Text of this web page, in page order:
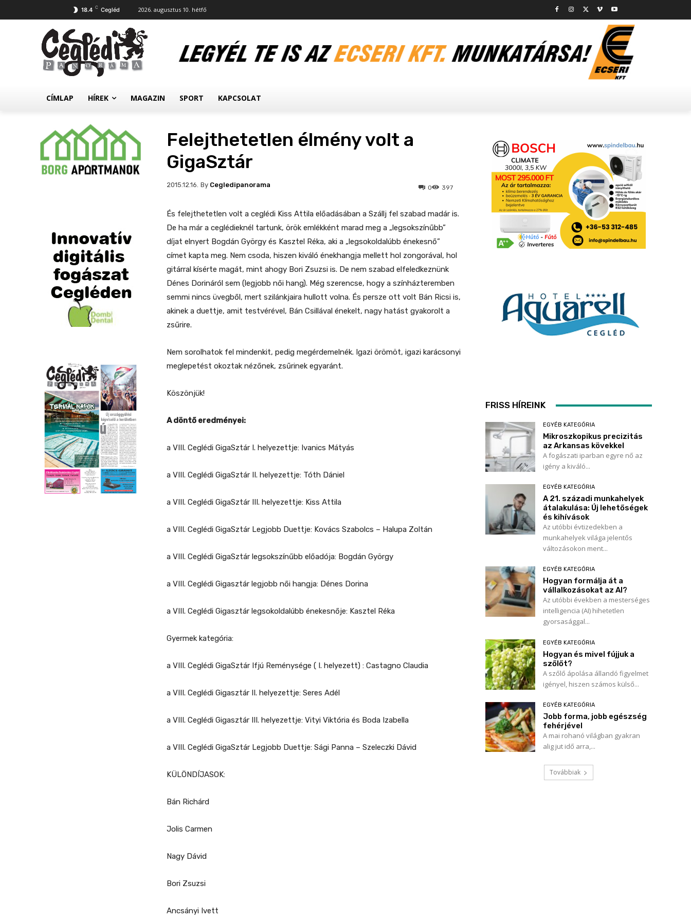
18.4 C Cegléd 2026. augusztus 10. hétfő
CÍMLAP HÍREK MAGAZIN SPORT KAPCSOLAT
Felejthetetlen élmény volt a
GigaSztár
2015.12.16. 397
0
By Cegledipanorama
És felejthetetlen volt a ceglédi Kiss Attila előadásában a Szállj fel szabad madár is.
De ha már a ceglédieknél tartunk, örök emlékként marad meg a „legsokszínűbb”
díjat elnyert Bogdán György és Kasztel Réka, aki a „legsokoldalúbb énekesnő”
címet kapta meg. Nem csoda, hiszen kiváló énekhangja mellett hol zongorával, hol
gitárral kísérte magát, mint ahogy Bori Zsuzsi is. De nem szabad elfeledkeznünk
Dénes Dorináról sem (legjobb női hang). Még szerencse, hogy a színházteremben
semmi nincs üvegből, mert szilánkjaira hullott volna. És persze ott volt Bán Ricsi is,
akinek a duettje, amit testvérével, Bán Csillával énekelt, nagy hatást gyakorolt a
zsűrire.
Nem sorolhatok fel mindenkit, pedig megérdemelnék. Igazi örömöt, igazi karácsonyi
meglepetést okoztak nézőnek, zsűrinek egyaránt.
Köszönjük!
A döntő eredményei:
a VIII. Ceglédi GigaSztár I. helyezettje: Ivanics Mátyás
a VIII. Ceglédi GigaSztár II. helyezettje: Tóth Dániel
a VIII. Ceglédi GigaSztár III. helyezettje: Kiss Attila
a VIII. Ceglédi GigaSztár Legjobb Duettje: Kovács Szabolcs – Halupa Zoltán
a VIII. Ceglédi GigaSztár legsokszínűbb előadója: Bogdán György
a VIII. Ceglédi Gigasztár legjobb női hangja: Dénes Dorina
a VIII. Ceglédi Gigasztár legsokoldalúbb énekesnője: Kasztel Réka
Gyermek kategória:
a VIII. Ceglédi GigaSztár Ifjú Reménysége ( I. helyezett) : Castagno Claudia
a VIII. Ceglédi Gigasztár II. helyezettje: Seres Adél
a VIII. Ceglédi Gigasztár III. helyezettje: Vityi Viktória és Boda Izabella
a VIII. Ceglédi GigaSztár Legjobb Duettje: Sági Panna – Szeleczki Dávid
KÜLÖNDÍJASOK:
Bán Richárd
Jolis Carmen
Nagy Dávid
Bori Zsuzsi
Ancsányi Ivett
FRISS HÍREINK
EGYÉB KATEGÓRIA
Mikroszkopikus precizitás
az Arkansas kövekkel
A fogászati iparban egyre nő az
igény a kiváló...
EGYÉB KATEGÓRIA
A 21. századi munkahelyek
átalakulása: Új lehetőségek
és kihívások
Az utóbbi évtizedekben a
munkahelyek világa jelentős
változásokon ment...
EGYÉB KATEGÓRIA
Hogyan formálja át a
vállalkozásokat az AI?
Az utóbbi években a mesterséges
intelligencia (AI) hihetetlen
gyorsasággal...
EGYÉB KATEGÓRIA
Hogyan és mivel fújjuk a
szőlőt?
A szőlő ápolása állandó figyelmet
igényel, hiszen számos külső...
EGYÉB KATEGÓRIA
Jobb forma, jobb egészség
fehérjével
A mai rohanó világban gyakran
alig jut idő arra,...
Továbbiak